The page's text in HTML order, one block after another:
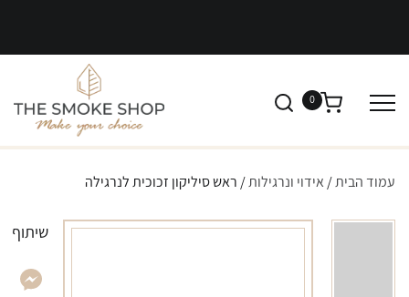
0
עמוד הבית/ אידוי ונרגילות/ ראש סיליקון זכוכית לנרגילה
שיתוף